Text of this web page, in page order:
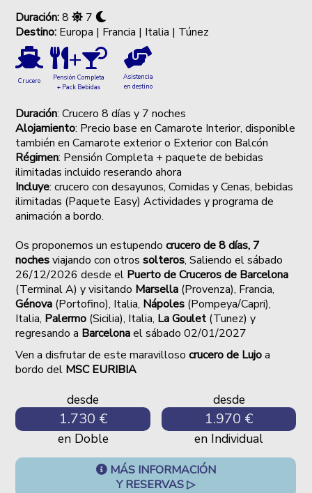
Duración:8
7
Destino: Europa | Francia | Italia | Túnez
Crucero
+
Pensión Completa
+ Pack Bebidas
Asistencia
en destino
Duración: Crucero 8 días y 7 noches
Alojamiento: Precio base en Camarote Interior, disponible
también en Camarote exterior o Exterior con Balcón
Régimen: Pensión Completa + paquete de bebidas
ilimitadas incluido reserando ahora
Incluye: crucero con desayunos, Comidas y Cenas, bebidas
ilimitadas (Paquete Easy) Actividades y programa de
animación a bordo.
Os proponemos un estupendocrucero de 8 días, 7
nochesviajando con otros solteros, Saliendo el sábado
26/12/2026 desde el Puerto de Cruceros de Barcelona
(Terminal A) y visitando Marsella (Provenza), Francia,
Génova (Portofino), Italia, Nápoles (Pompeya/Capri),
Italia, Palermo (Sicilia), Italia, La Goulet (Tunez) y
regresando a Barcelonael sábado 02/01/2027
Ven a disfrutar de este maravillosocrucero de Lujoa
bordo del MSC EURIBIA
desde
1.730 €
en Doble
desde
1.970 €
en Individual
MÁS INFORMACIÓN
Y RESERVAS ▷